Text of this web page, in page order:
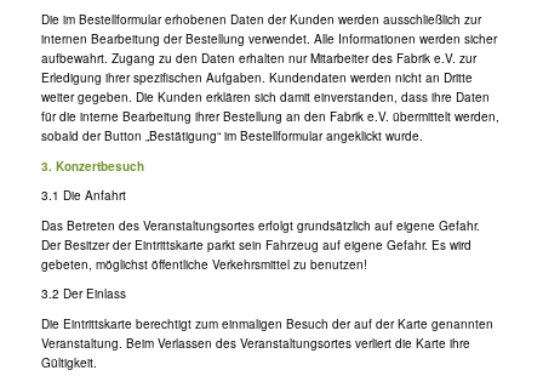
Die im Bestellformular erhobenen Daten der Kunden werden ausschließlich zur
internen Bearbeitung der Bestellung verwendet. Alle Informationen werden sicher
aufbewahrt. Zugang zu den Daten erhalten nur Mitarbeiter des Fabrik e.V. zur
Erledigung ihrer spezifischen Aufgaben. Kundendaten werden nicht an Dritte
weiter gegeben. Die Kunden erklären sich damit einverstanden, dass ihre Daten
für die interne Bearbeitung ihrer Bestellung an den Fabrik e.V. übermittelt werden,
sobald der Button „Bestätigung“ im Bestellformular angeklickt wurde.
3. Konzertbesuch
3.1 Die Anfahrt
Das Betreten des Veranstaltungsortes erfolgt grundsätzlich auf eigene Gefahr.
Der Besitzer der Eintrittskarte parkt sein Fahrzeug auf eigene Gefahr. Es wird
gebeten, möglichst öffentliche Verkehrsmittel zu benutzen!
3.2 Der Einlass
Die Eintrittskarte berechtigt zum einmaligen Besuch der auf der Karte genannten
Veranstaltung. Beim Verlassen des Veranstaltungsortes verliert die Karte ihre
Gültigkeit.